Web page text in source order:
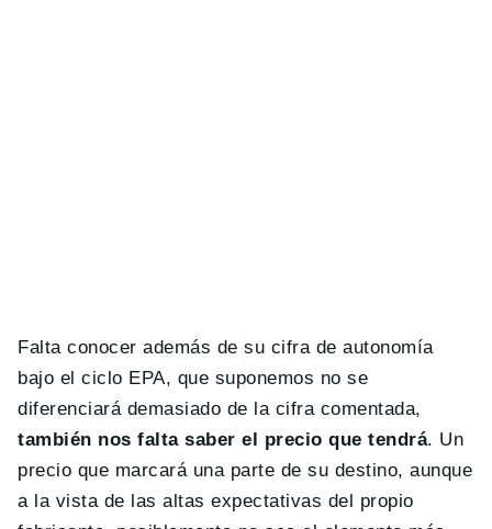
Falta conocer además de su cifra de autonomía
bajo el ciclo EPA, que suponemos no se
diferenciará demasiado de la cifra comentada,
también nos falta saber el precio que tendrá. Un
precio que marcará una parte de su destino, aunque
a la vista de las altas expectativas del propio